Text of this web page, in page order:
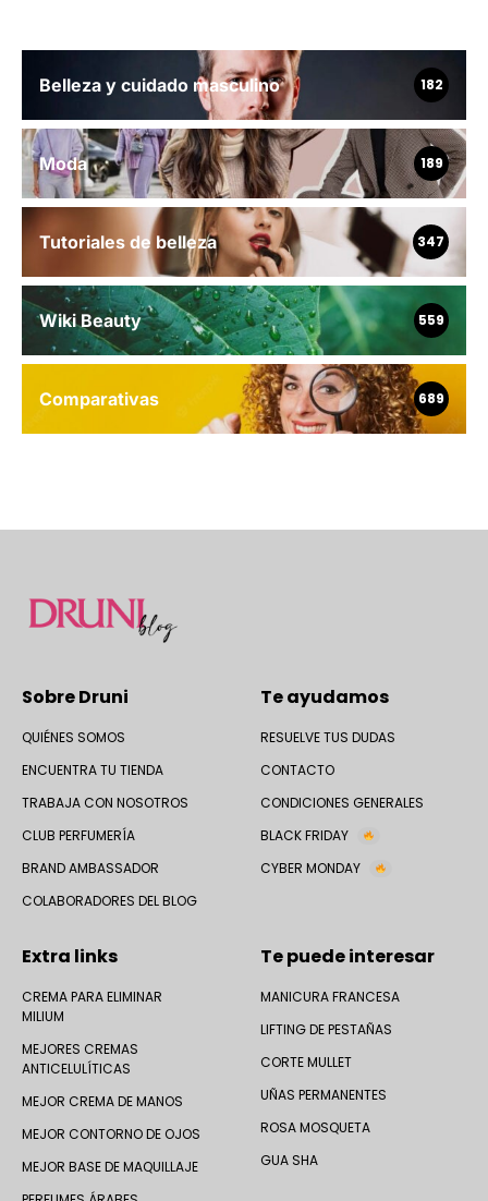
Belleza y cuidado masculino 182
Moda 189
Tutoriales de belleza 347
Wiki Beauty 559
Comparativas 689
Sobre Druni
QUIÉNES SOMOS
ENCUENTRA TU TIENDA
TRABAJA CON NOSOTROS
CLUB PERFUMERÍA
BRAND AMBASSADOR
COLABORADORES DEL BLOG
Te ayudamos
RESUELVE TUS DUDAS
CONTACTO
CONDICIONES GENERALES
BLACK FRIDAY
CYBER MONDAY
Extra links
CREMA PARA ELIMINAR
MILIUM
MEJORES CREMAS
ANTICELULÍTICAS
MEJOR CREMA DE MANOS
MEJOR CONTORNO DE OJOS
MEJOR BASE DE MAQUILLAJE
Te puede interesar
MANICURA FRANCESA
LIFTING DE PESTAÑAS
CORTE MULLET
UÑAS PERMANENTES
ROSA MOSQUETA
GUA SHA